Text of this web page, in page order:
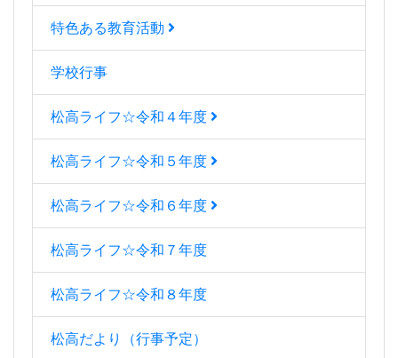
特色ある教育活動
学校行事
松高ライフ☆令和４年度
松高ライフ☆令和５年度
松高ライフ☆令和６年度
松高ライフ☆令和７年度
松高ライフ☆令和８年度
松高だより（行事予定）